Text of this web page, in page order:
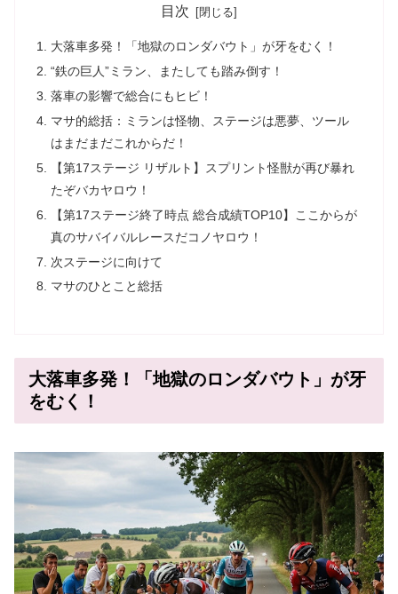
目次
大落車多発！「地獄のロンダバウト」が牙をむく！
“鉄の巨人”ミラン、またしても踏み倒す！
落車の影響で総合にもヒビ！
マサ的総括：ミランは怪物、ステージは悪夢、ツール
はまだまだこれからだ！
【第17ステージ リザルト】スプリント怪獣が再び暴れ
たぞバカヤロウ！
【第17ステージ終了時点 総合成績TOP10】ここからが
真のサバイバルレースだコノヤロウ！
次ステージに向けて
マサのひとこと総括
大落車多発！「地獄のロンダバウト」が牙
をむく！